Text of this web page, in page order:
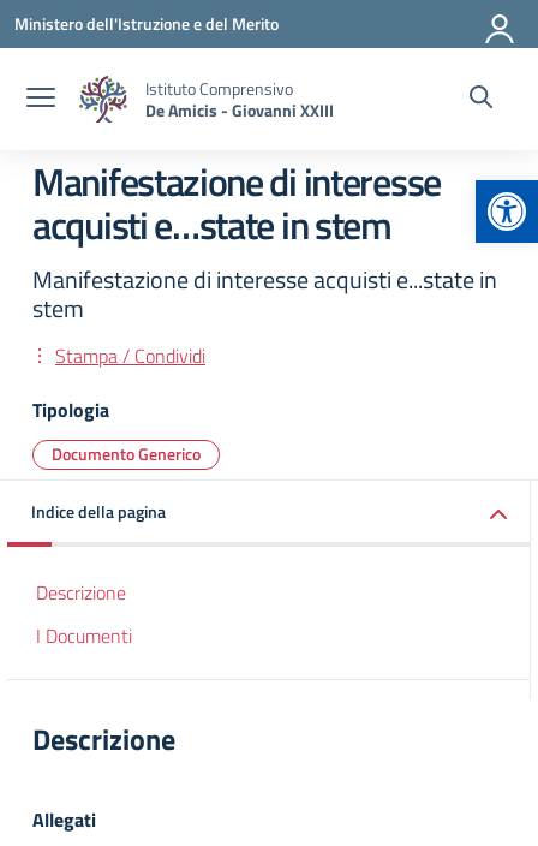
Vai ai contenuti
Vai al menu di navigazione
Vai al footer
Ministero dell'Istruzione e del Merito
Istituto Comprensivo
De Amicis - Giovanni XXIII
Manifestazione di interesse
acquisti e…state in stem
Manifestazione di interesse acquisti e...state in
stem
Stampa / Condividi
Tipologia
Documento Generico
Indice della pagina
Descrizione
I Documenti
Descrizione
Allegati